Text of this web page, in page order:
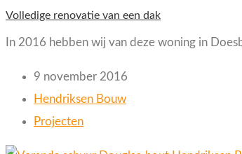
Volledige renovatie van een dak
In 2016 hebben wij van deze woning in
9 november 2016
Hendriksen Bouw
Projecten